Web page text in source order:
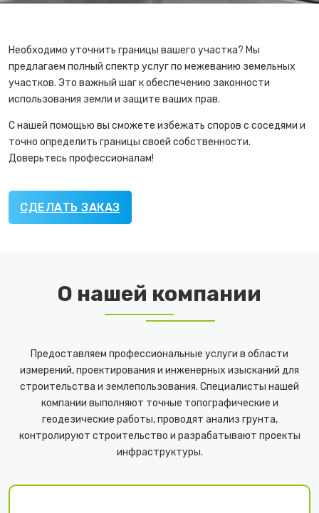
Необходимо уточнить границы вашего участка? Мы
предлагаем полный спектр услуг по межеванию земельных
участков. Это важный шаг к обеспечению законности
использования земли и защите ваших прав.
С нашей помощью вы сможете избежать споров с соседями и
точно определить границы своей собственности.
Доверьтесь профессионалам!
СДЕЛАТЬ ЗАКАЗ
О нашей компании
Предоставляем профессиональные услуги в области
измерений, проектирования и инженерных изысканий для
строительства и землепользования. Специалисты нашей
компании выполняют точные топографические и
геодезические работы, проводят анализ грунта,
контролируют строительство и разрабатывают проекты
инфраструктуры.